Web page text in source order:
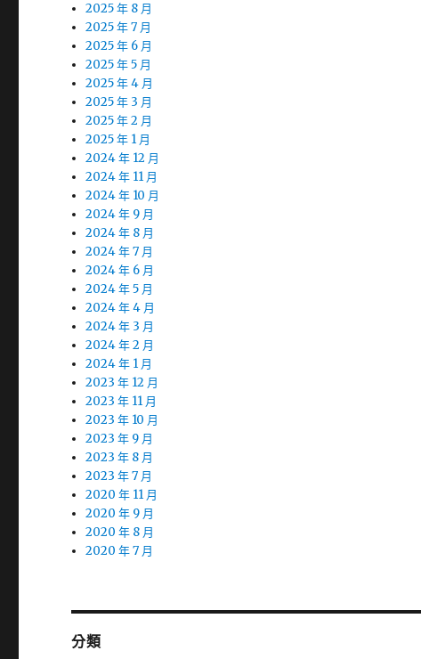
2025 年 8 月
2025 年 7 月
2025 年 6 月
2025 年 5 月
2025 年 4 月
2025 年 3 月
2025 年 2 月
2025 年 1 月
2024 年 12 月
2024 年 11 月
2024 年 10 月
2024 年 9 月
2024 年 8 月
2024 年 7 月
2024 年 6 月
2024 年 5 月
2024 年 4 月
2024 年 3 月
2024 年 2 月
2024 年 1 月
2023 年 12 月
2023 年 11 月
2023 年 10 月
2023 年 9 月
2023 年 8 月
2023 年 7 月
2020 年 11 月
2020 年 9 月
2020 年 8 月
2020 年 7 月
分類